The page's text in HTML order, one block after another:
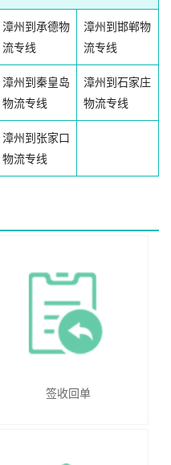
漳州到承德物
流专线
漳州到邯郸物
流专线
漳州到秦皇岛
物流专线
漳州到石家庄
物流专线
漳州到张家口
物流专线
签收回单